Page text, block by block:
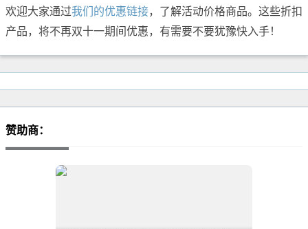
欢迎大家通过我们的优惠链接，了解活动价格商品。这些折扣
产品，将不再双十一期间优惠，有需要不要犹豫快入手！
赞助商：